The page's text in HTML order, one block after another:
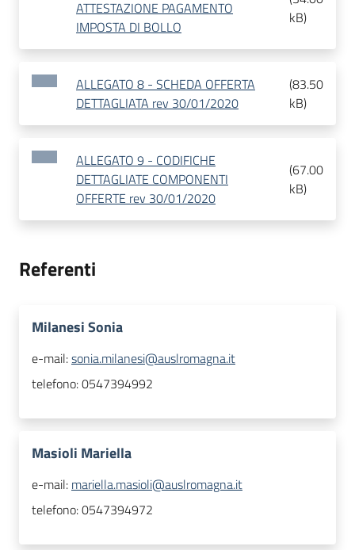
ATTESTAZIONE PAGAMENTO
IMPOSTA DI BOLLO
kB)
ALLEGATO 8 - SCHEDA OFFERTA
DETTAGLIATA rev 30/01/2020
(83.50
kB)
ALLEGATO 9 - CODIFICHE
DETTAGLIATE COMPONENTI
OFFERTE rev 30/01/2020
(67.00
kB)
Referenti
Milanesi Sonia
e-mail:sonia.milanesi@auslromagna.it
telefono:0547394992
Masioli Mariella
e-mail: mariella.masioli@auslromagna.it
telefono:0547394972